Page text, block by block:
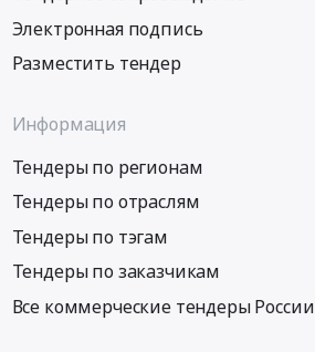
Электронная подпись
Разместить тендер
Информация
Тендеры по регионам
Тендеры по отраслям
Тендеры по тэгам
Тендеры по заказчикам
Все коммерческие тендеры России